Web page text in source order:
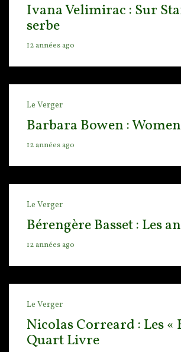
Ivana Velimirac : Sur
serbe
12 années ago
Le Verger
Barbara Bowen :
12 années ago
Le Verger
Bérengère Basset : Les
12 années ago
Le Verger
Nicolas Correard : Les
Quart Livre